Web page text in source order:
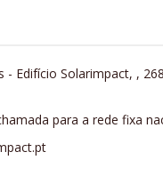
- Edifício Solarimpact, ,
para a rede fixa